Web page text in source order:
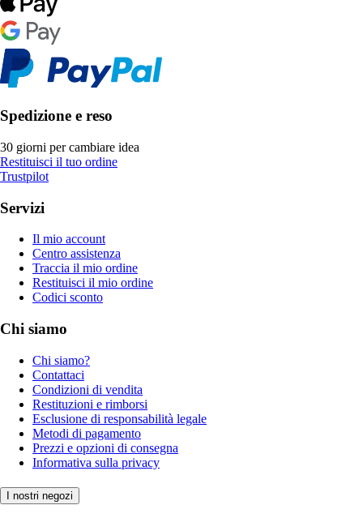
Spedizione e reso
30 giorni per cambiare idea
Restituisci il tuo ordine
Trustpilot
Servizi
Il mio account
Centro assistenza
Traccia il mio ordine
Restituisci il mio ordine
Codici sconto
Chi siamo
Chi siamo?
Contattaci
Condizioni di vendita
Restituzioni e rimborsi
Esclusione di responsabilità legale
Metodi di pagamento
Prezzi e opzioni di consegna
Informativa sulla privacy
I nostri negozi